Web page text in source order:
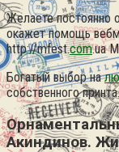
Желаете постоянно
окажет помощь
http://mfest.com.ua
Богатый выбор на
собственного принта.
Акиндинов.